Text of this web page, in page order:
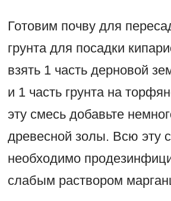
Готовим почву для
грунта для посадки
взять 1 часть дерновой
и 1 часть грунта на
эту смесь добавьте
древесной золы. Всю эту
необходимо
слабым раствором